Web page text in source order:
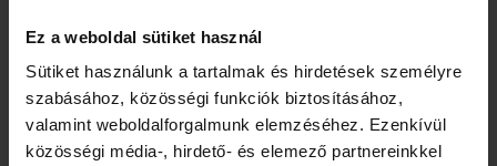
Ez a weboldal sütiket használ
Sütiket használunk a tartalmak és hirdetések személyre
szabásához, közösségi funkciók biztosításához,
valamint weboldalforgalmunk elemzéséhez. Ezenkívül
közösségi média-, hirdető- és elemező partnereinkkel